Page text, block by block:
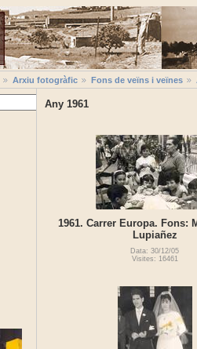
Arxiu fotogràfic Fons de veïns i veïnes
Any 1961
1961. Carrer Europa. Fons:
Lupiañez
Data: 30/12/05
Visites: 16461